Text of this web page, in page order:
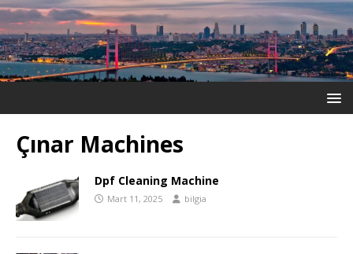
Çınar Machines
Dpf Cleaning Machine
Mart 11, 2025 bilgia